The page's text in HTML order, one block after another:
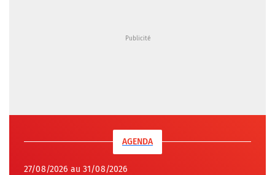
AGENDA
27/08/2026 au 31/08/2026